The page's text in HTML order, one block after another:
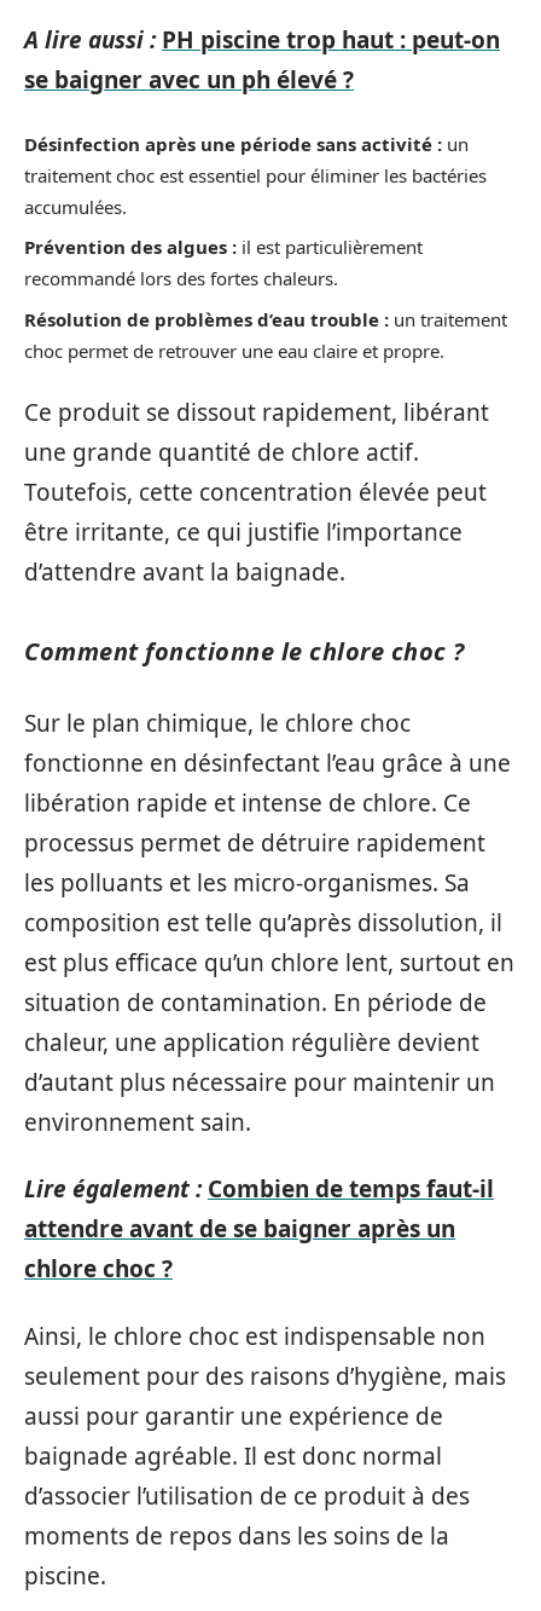
A lire aussi : PH piscine trop haut : peut-on
se baigner avec un ph élevé ?
Désinfection après une période sans activité : un
traitement choc est essentiel pour éliminer les bactéries
accumulées.
Prévention des algues : il est particulièrement
recommandé lors des fortes chaleurs.
Résolution de problèmes d’eau trouble : un traitement
choc permet de retrouver une eau claire et propre.
Ce produit se dissout rapidement, libérant
une grande quantité de chlore actif.
Toutefois, cette concentration élevée peut
être irritante, ce qui justifie l’importance
d’attendre avant la baignade.
Comment fonctionne le chlore choc ?
Sur le plan chimique, le chlore choc
fonctionne en désinfectant l’eau grâce à une
libération rapide et intense de chlore. Ce
processus permet de détruire rapidement
les polluants et les micro-organismes. Sa
composition est telle qu’après dissolution, il
est plus efficace qu’un chlore lent, surtout en
situation de contamination. En période de
chaleur, une application régulière devient
d’autant plus nécessaire pour maintenir un
environnement sain.
Lire également : Combien de temps faut-il
attendre avant de se baigner après un
chlore choc ?
Ainsi, le chlore choc est indispensable non
seulement pour des raisons d’hygiène, mais
aussi pour garantir une expérience de
baignade agréable. Il est donc normal
d’associer l’utilisation de ce produit à des
moments de repos dans les soins de la
piscine.